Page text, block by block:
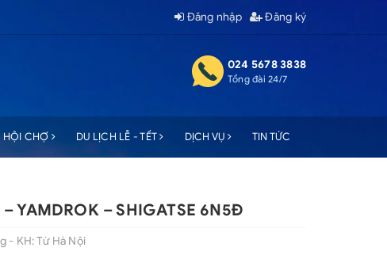
Đăng nhập Đăng ký
024 5678 3838
Tổng đài 24/7
HỘI CHỢ DU LỊCH LỄ - TẾT DỊCH VỤ TIN TỨC
YAMDROK – SHIGATSE 6N5Đ
- KH: Từ Hà Nội